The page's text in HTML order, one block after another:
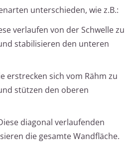
unterschieden, wie z.B.:
verlaufen von der Schwelle zu
stabilisieren den unteren
erstrecken sich vom Rähm zu
stützen den oberen
diagonal verlaufenden
die gesamte Wandfläche.